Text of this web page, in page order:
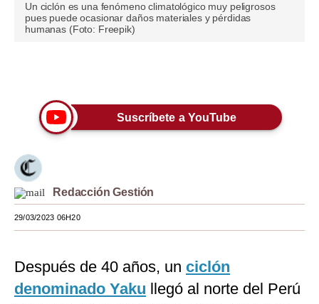
Opinión
Tendencias
Lujo
Viajes
Mundo
EEUU
Un ciclón es una fenómeno climatológico muy peligrosos
pues puede ocasionar daños materiales y pérdidas
humanas (Foto: Freepik)
Suscríbete a YouTube
Redacción Gestión
29/03/2023 06H20
Después de 40 años, un ciclón
denominado Yaku llegó al norte del Perú